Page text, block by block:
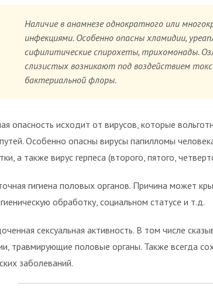
Наличие в анамнезе однократного или
инфекциями. Особенно опасны хламидии,
сифилитические спирохеты, трихомонады.
слизистых возникают под воздействием
бактериальной флоры.
опасность исходит от вирусов, которые
Особенно опасны вирусы папилломы
а также вирус герпеса (второго, пятого,
гигиена половых органов. Причина может
обработку, социальном статусе и т.д.
сексуальная активность. В том числе
травмирующие половые органы. Также всегда
заболеваний.